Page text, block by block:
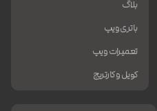
بلاگ
باتری ویپ
تعمیرات ویپ
کویل و کارتریج